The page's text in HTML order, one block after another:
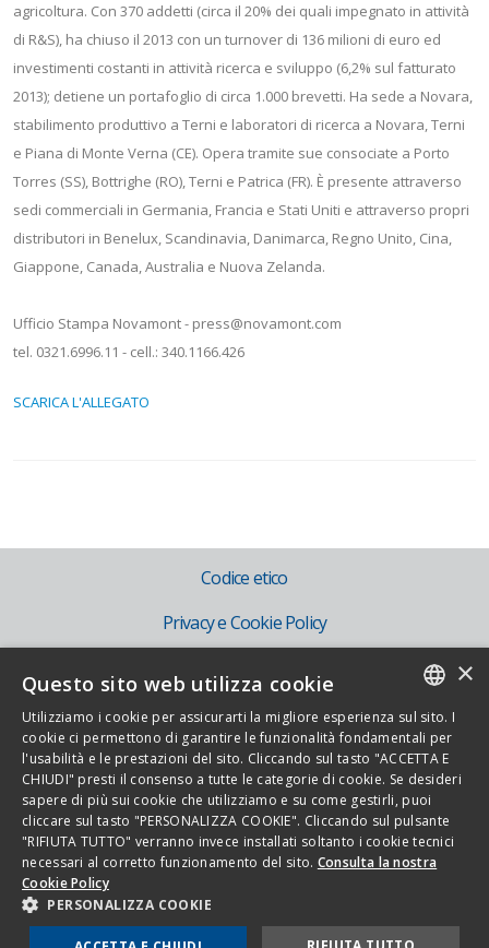
agricoltura. Con 370 addetti (circa il 20% dei quali impegnato in attività
di R&S), ha chiuso il 2013 con un turnover di 136 milioni di euro ed
investimenti costanti in attività ricerca e sviluppo (6,2% sul fatturato
2013); detiene un portafoglio di circa 1.000 brevetti. Ha sede a Novara,
stabilimento produttivo a Terni e laboratori di ricerca a Novara, Terni
e Piana di Monte Verna (CE). Opera tramite sue consociate a Porto
Torres (SS), Bottrighe (RO), Terni e Patrica (FR). È presente attraverso
sedi commerciali in Germania, Francia e Stati Uniti e attraverso propri
distributori in Benelux, Scandinavia, Danimarca, Regno Unito, Cina,
Giappone, Canada, Australia e Nuova Zelanda.
Ufficio Stampa Novamont - press@novamont.com
tel. 0321.6996.11 - cell.: 340.1166.426
SCARICA L'ALLEGATO
Codice etico
Privacy e Cookie Policy
IT
EN
Copyright 2026 - Novamont S.p.A. - Via G. Fauser 8, 28100 Novara - Italia -
Tel. 0321.699.611
Tutti i diritti riservati - P.Iva IT01593330036 - Cod.fisc. 08526630150
ITALIAN
ENGLISH
×
Questo sito web utilizza cookie
Utilizziamo i cookie per assicurarti la migliore esperienza sul sito. I
cookie ci permettono di garantire le funzionalità fondamentali per
l'usabilità e le prestazioni del sito. Cliccando sul tasto "ACCETTA E
CHIUDI" presti il consenso a tutte le categorie di cookie. Se desideri
sapere di più sui cookie che utilizziamo e su come gestirli, puoi
cliccare sul tasto "PERSONALIZZA COOKIE". Cliccando sul pulsante
"RIFIUTA TUTTO" verranno invece installati soltanto i cookie tecnici
necessari al corretto funzionamento del sito. Consulta la nostra
Cookie Policy
PERSONALIZZA COOKIE